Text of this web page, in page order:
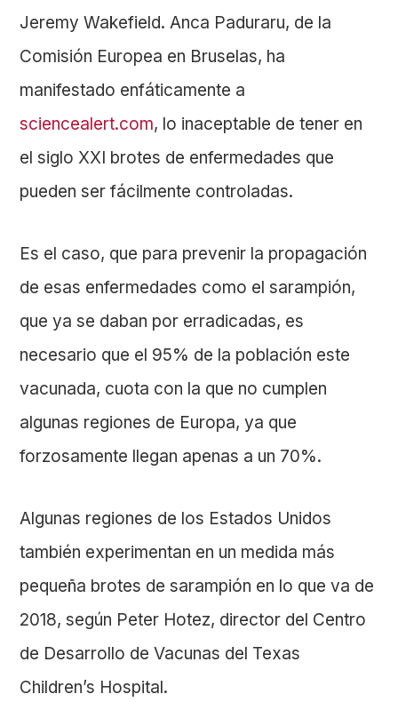
Jeremy Wakefield. Anca Paduraru, de la
Comisión Europea en Bruselas, ha
manifestado enfáticamente a
sciencealert.com, lo inaceptable de tener en
el siglo XXI brotes de enfermedades que
pueden ser fácilmente controladas.
Es el caso, que para prevenir la propagación
de esas enfermedades como el sarampión,
que ya se daban por erradicadas, es
necesario que el 95% de la población este
vacunada, cuota con la que no cumplen
algunas regiones de Europa, ya que
forzosamente llegan apenas a un 70%.
Algunas regiones de los Estados Unidos
también experimentan en un medida más
pequeña brotes de sarampión en lo que va de
2018, según Peter Hotez, director del Centro
de Desarrollo de Vacunas del Texas
Children’s Hospital.